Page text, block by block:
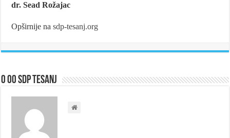
dr. Sead Rožajac
Opširnije nasdp-tesanj.org
O OO SDP Tesanj